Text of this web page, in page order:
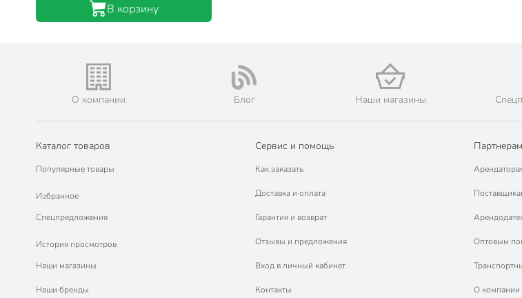
В корзину
О компании Блог Наши магазины
Каталог товаров
Популярные товары
Избранное
Спецпредложения
История просмотров
Наши магазины
Наши бренды
Сервис и помощь
Как заказать
Доставка и оплата
Гарантия и возврат
Отзывы и предложения
Вход в личный кабинет
Контакты
Партнерам
Оптовым
О компании